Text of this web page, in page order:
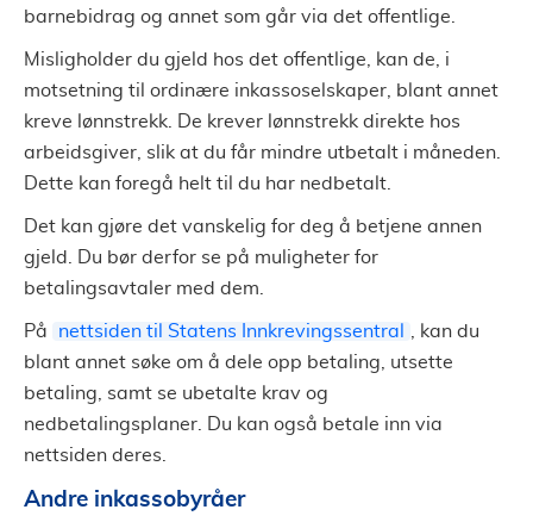
barnebidrag og annet som går via det offentlige.
Misligholder du gjeld hos det offentlige, kan de, i
motsetning til ordinære inkassoselskaper, blant annet
kreve lønnstrekk. De krever lønnstrekk direkte hos
arbeidsgiver, slik at du får mindre utbetalt i måneden.
Dette kan foregå helt til du har nedbetalt.
Det kan gjøre det vanskelig for deg å betjene annen
gjeld. Du bør derfor se på muligheter for
betalingsavtaler med dem.
På nettsiden til Statens Innkrevingssentral
, kan du
blant annet søke om å dele opp betaling, utsette
betaling, samt se ubetalte krav og
nedbetalingsplaner. Du kan også betale inn via
nettsiden deres.
Andre inkassobyråer